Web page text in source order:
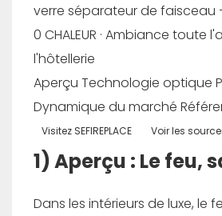
verre séparateur de faisceau
0 CHALEUR · Ambiance toute
l'hôtellerie
Aperçu Technologie optique
Dynamique du marché
Visitez SEFIREPLACE Voir les
1) Aperçu : Le feu,
Dans les intérieurs de luxe,